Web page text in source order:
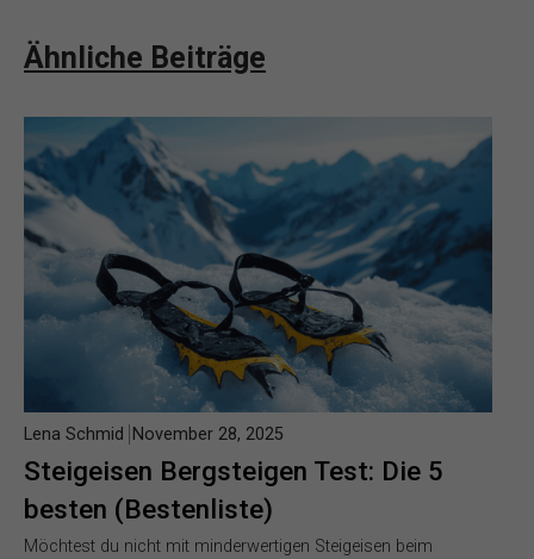
Ähnliche Beiträge
Steigeisen Bergsteigen Test: Die 5
besten (Bestenliste)
Lena Schmid November 28, 2025
Möchtest du nicht mit minderwertigen Steigeisen beim